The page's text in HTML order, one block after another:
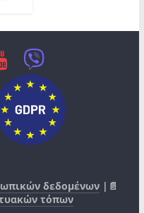
δεδομένων |📄
τόπων